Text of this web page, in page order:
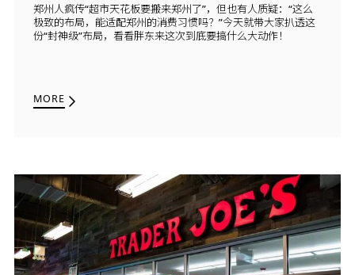
郑州人疯传“超市天花板要搬来郑州了”，但也有人质疑：“这么
极致的布局，能适配郑州的消费习惯吗？”今天就带大家扒透这
份“封神级”布局，看看胖东来这次到底要搞什么大动作！
MORE